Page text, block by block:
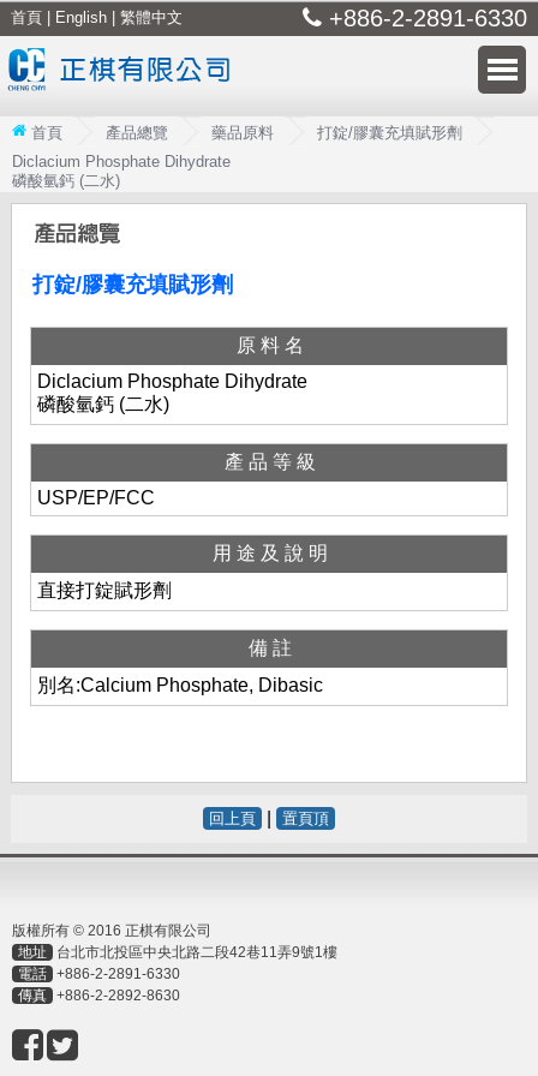
首頁| English| 繁體中文 +886-2-2891-6330
首頁 產品總覽 藥品原料
打錠/膠囊充填賦形劑
Diclacium Phosphate Dihydrate
磷酸氫鈣 (二水)
打錠/膠囊充填賦形劑
原料名
Diclacium Phosphate Dihydrate
磷酸氫鈣 (二水)
產品等級
USP/EP/FCC
用途及說明
直接打錠賦形劑
備註
別名:Calcium Phosphate, Dibasic
回上頁 置頁頂
版權所有 © 2016 正棋有限公司
地址
台北市北投區中央北路二段42巷11弄9號1樓
電話 +886-2-2891-6330
傳真 +886-2-2892-8630